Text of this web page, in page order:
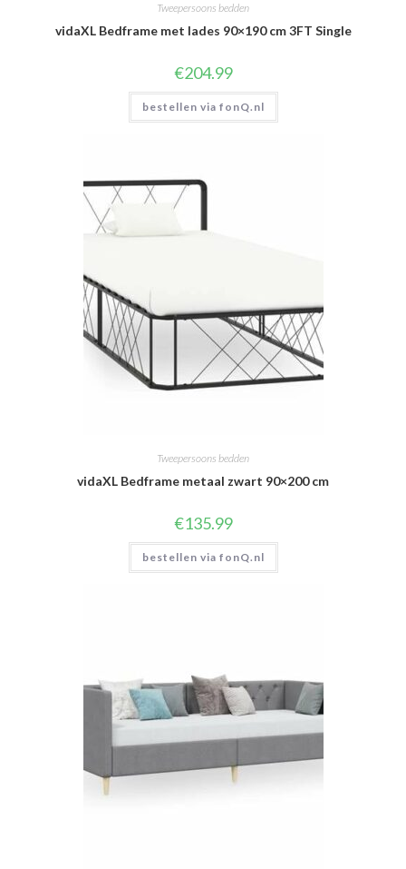
Tweepersoons bedden
vidaXL Bedframe met lades 90×190 cm 3FT Single
€204.99
bestellen via fonQ.nl
Tweepersoons bedden
vidaXL Bedframe metaal zwart 90×200 cm
€135.99
bestellen via fonQ.nl